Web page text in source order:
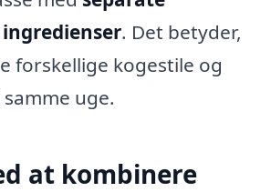
. Det betyder,
forskellige kogestile og
uge.
at kombinere